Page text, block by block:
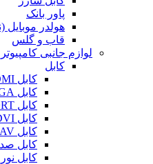
پاور بانک
هولدر موبایل
قاب و گلس
لوازم جانبی
کابل
کابل HDMI
کابل VGA
کابل DISPLAY PORT
کابل DVI
کابل RCA-AV
کابل صدا
کابل